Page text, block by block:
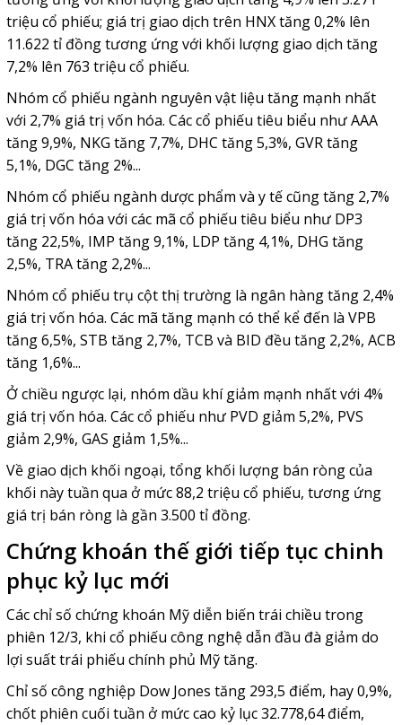
triệu cổ phiếu; giá trị giao dịch trên HNX tăng 0,2% lên
11.622 tỉ đồng tương ứng với khối lượng giao dịch tăng
7,2% lên 763 triệu cổ phiếu.
Nhóm cổ phiếu ngành nguyên vật liệu tăng mạnh nhất
với 2,7% giá trị vốn hóa. Các cổ phiếu tiêu biểu như AAA
tăng 9,9%, NKG tăng 7,7%, DHC tăng 5,3%, GVR tăng
5,1%, DGC tăng 2%...
Nhóm cổ phiếu ngành dược phẩm và y tế cũng tăng 2,7%
giá trị vốn hóa với các mã cổ phiếu tiêu biểu như DP3
tăng 22,5%, IMP tăng 9,1%, LDP tăng 4,1%, DHG tăng
2,5%, TRA tăng 2,2%...
Nhóm cổ phiếu trụ cột thị trường là ngân hàng tăng 2,4%
giá trị vốn hóa. Các mã tăng mạnh có thể kể đến là VPB
tăng 6,5%, STB tăng 2,7%, TCB và BID đều tăng 2,2%, ACB
tăng 1,6%...
Ở chiều ngược lại, nhóm dầu khí giảm mạnh nhất với 4%
giá trị vốn hóa. Các cổ phiếu như PVD giảm 5,2%, PVS
giảm 2,9%, GAS giảm 1,5%...
Về giao dịch khối ngoại, tổng khối lượng bán ròng của
khối này tuần qua ở mức 88,2 triệu cổ phiếu, tương ứng
giá trị bán ròng là gần 3.500 tỉ đồng.
Chứng khoán thế giới tiếp tục chinh
phục kỷ lục mới
Các chỉ số chứng khoán Mỹ diễn biến trái chiều trong
phiên 12/3, khi cổ phiếu công nghệ dẫn đầu đà giảm do
lợi suất trái phiếu chính phủ Mỹ tăng.
Chỉ số công nghiệp Dow Jones tăng 293,5 điểm, hay 0,9%,
chốt phiên cuối tuần ở mức cao kỷ lục 32.778,64 điểm,